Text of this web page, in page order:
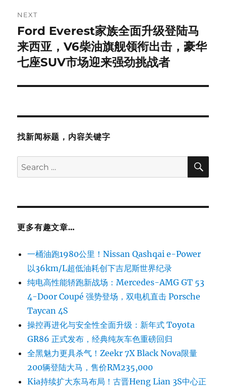
NEXT
Next
post:
Ford Everest家族全面升级登陆马
来西亚，V6柴油旗舰领衔出击，豪华
七座SUV市场迎来强劲挑战者
找新闻标题，内容关键字
Search
for:
更多有趣文章…
一桶油跑1980公里！Nissan Qashqai e-Power
以36km/L超低油耗创下吉尼斯世界纪录
纯电高性能轿跑新战场：Mercedes-AMG GT 53
4-Door Coupé 强势登场，双电机直击 Porsche
Taycan 4S
操控再进化与安全性全面升级：新年式 Toyota
GR86 正式发布，经典纯灰车色重磅回归
全黑魅力更具杀气！Zeekr 7X Black Nova限量
200辆登陆大马，售价RM235,000
Kia持续扩大东马布局！古晋Heng Lian 3S中心正